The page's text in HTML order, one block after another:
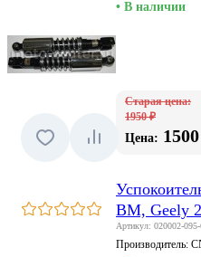
• В наличии
Старая цена:
1950 ₽
Цена:
BM, Geely
Артикул: 020002-
Производитель: